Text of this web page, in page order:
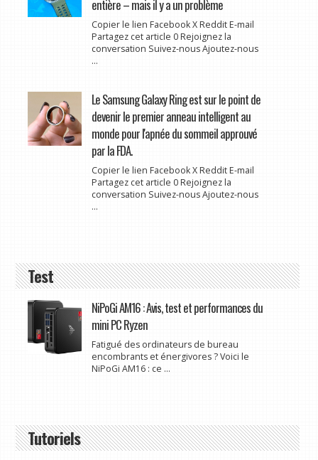
entière – mais il y a un problème
Copier le lien Facebook X Reddit E-mail
Partagez cet article 0 Rejoignez la
conversation Suivez-nous Ajoutez-nous
...
Le Samsung Galaxy Ring est sur le point de
devenir le premier anneau intelligent au
monde pour l'apnée du sommeil approuvé
par la FDA.
Copier le lien Facebook X Reddit E-mail
Partagez cet article 0 Rejoignez la
conversation Suivez-nous Ajoutez-nous
...
Test
NiPoGi AM16 : Avis, test et performances du
mini PC Ryzen
Fatigué des ordinateurs de bureau
encombrants et énergivores ? Voici le
NiPoGi AM16 : ce ...
Tutoriels